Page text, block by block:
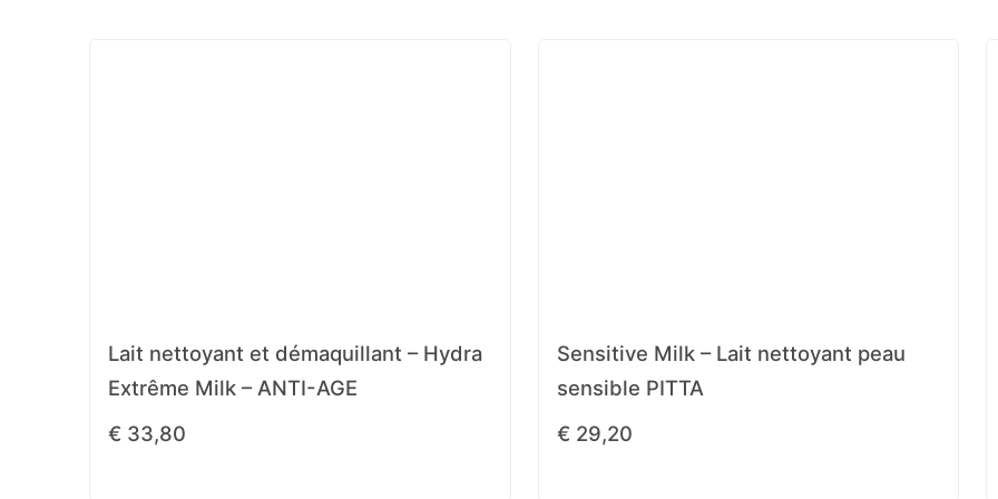
Lait nettoyant et démaquillant – Hydra
Extrême Milk – ANTI-AGE
€ 33,80
Sensitive Milk – Lait nettoyant peau
sensible PITTA
€ 29,20